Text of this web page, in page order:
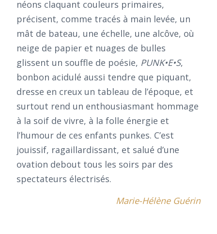
néons claquant couleurs primaires,
précisent, comme tracés à main levée, un
mât de bateau, une échelle, une alcôve, où
neige de papier et nuages de bulles
glissent un souffle de poésie, PUNK•E•S,
bonbon acidulé aussi tendre que piquant,
dresse en creux un tableau de l’époque, et
surtout rend un enthousiasmant hommage
à la soif de vivre, à la folle énergie et
l’humour de ces enfants punkes. C’est
jouissif, ragaillardissant, et salué d’une
ovation debout tous les soirs par des
spectateurs électrisés.
Marie-Hélène Guérin